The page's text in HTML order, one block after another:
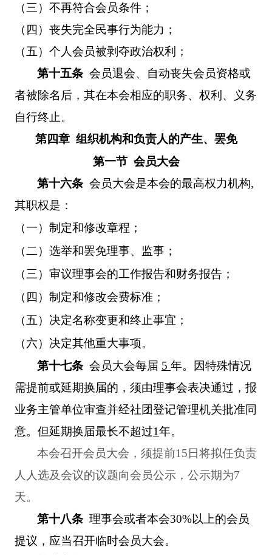
（三）不再符合会员条件；
（四）丧失完全民事行为能力；
（五）个人会员被剥夺政治权利；
第十五条 会员退会、自动丧失会员资格或
者被除名后，其在本会相应的职务、权利、义务
自行终止。
第四章 组织机构和负责人的产生、罢免
第一节 会员大会
第十六条 会员大会是本会的最高权力机构,
其职权是：
（一）制定和修改章程；
（二）选举和罢免理事、监事；
（三）审议理事会的工作报告和财务报告；
（四）制定和修改会费标准；
（五）决定名称变更和终止事宜；
（六）决定其他重大事项。
第十七条 会员大会每届 5 年。因特殊情况
需提前或延期换届的，须由理事会表决通过，报
业务主管单位审查并经社团登记管理机关批准同
意。但延期换届最长不超过1年。
本会召开会员大会，须提前15日将拟任负责
人人选及会议的议题向会员公示，公示期为7
天。
第十八条 理事会或者本会30%以上的会员
提议，应当召开临时会员大会。